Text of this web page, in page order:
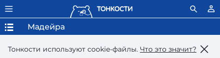
Тонкости используют сookie-файлы. Что это значит?
Мадейра